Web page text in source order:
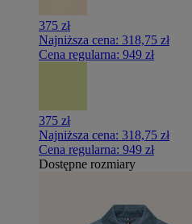
375 zł
Najniższa cena: 318,75 zł
Cena regularna: 949 zł
375 zł
Najniższa cena: 318,75 zł
Cena regularna: 949 zł
Dostępne rozmiary